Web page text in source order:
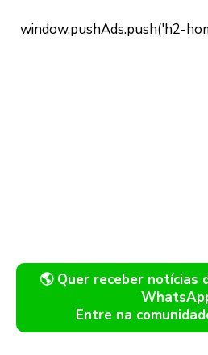
🌎 Quer receber notícias
Entre na